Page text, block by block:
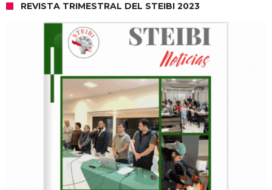
REVISTA TRIMESTRAL DEL STEIBI 2023